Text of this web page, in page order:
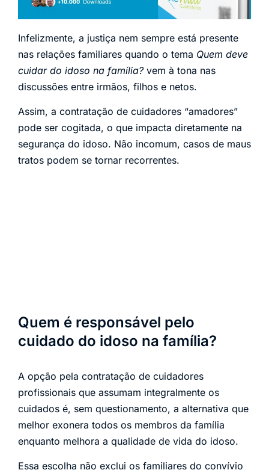
Infelizmente, a justiça nem sempre está presente
nas relações familiares quando o tema Quem deve
cuidar do idoso na família?vem à tona nas
discussões entre irmãos, filhos e netos.
Assim, a contratação de cuidadores “amadores”
pode ser cogitada, o que impacta diretamente na
segurança do idoso. Não incomum, casos de maus
tratos podem se tornar recorrentes.
Quem é responsável pelo
cuidado do idoso na família?
A opção pela contratação de cuidadores
profissionais que assumam integralmente os
cuidados é, sem questionamento, a alternativa que
melhor exonera todos os membros da família
enquanto melhora a qualidade de vida do idoso.
Essa escolha não exclui os familiares do convívio